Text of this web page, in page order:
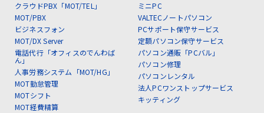
クラウドPBX「MOT/TEL」
MOT/PBX
ビジネスフォン
MOT/DX Server
電話代行「オフィスのでんわば
ん」
人事労務システム「MOT/HG」
MOT勤怠管理
MOTシフト
MOT経費精算
ミニPC
VALTECノートパソコン
PCサポート保守サービス
定額パソコン保守サービス
パソコン通販「PCバル」
パソコン修理
パソコンレンタル
法人PCワンストップサービス
キッティング